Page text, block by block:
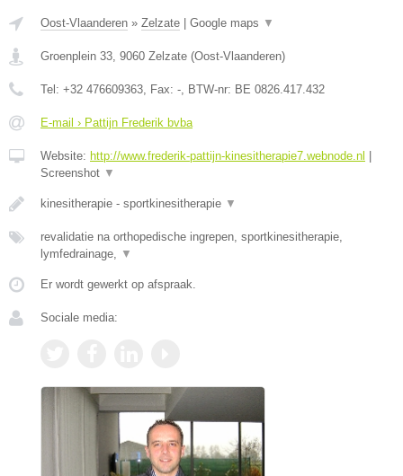
Oost-Vlaanderen » Zelzate Google maps ▼
Groenplein 33, 9060 Zelzate (Oost-Vlaanderen)
Tel: +32 476609363, Fax: -, BTW-nr: BE 0826.417.432
E-mail › Pattijn Frederik bvba
Website: http://www.frederik-pattijn-kinesitherapie7.webnode.nl
Screenshot ▼
kinesitherapie - sportkinesitherapie ▼
revalidatie na orthopedische ingrepen, sportkinesitherapie,
lymfedrainage, ▼
Er wordt gewerkt op afspraak.
Sociale media: